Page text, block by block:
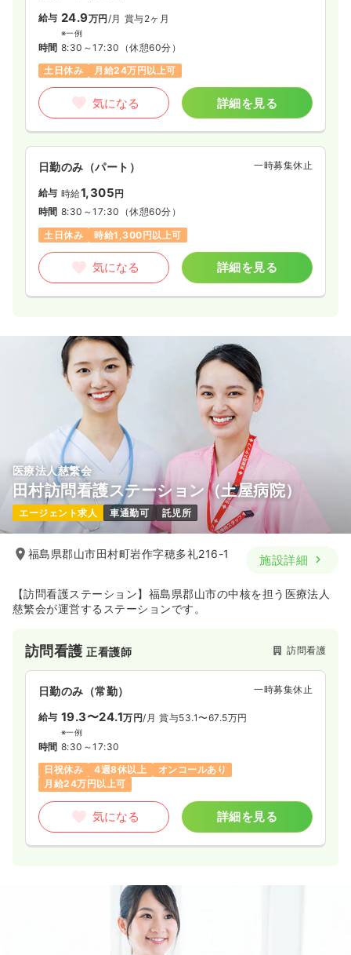
給与 24.9万円/月 賞与2ヶ月
※一例
時間 8:30～17:30 （休憩60分）
土日休み
月給24万円以上可
気になる 詳細を見る
日勤のみ（パート） 一時募集休止
給与 時給1,305円
時間 8:30～17:30 （休憩60分）
土日休み
時給1,300円以上可
気になる 詳細を見る
医療法人慈繁会
田村訪問看護ステーション（土屋病院）
エージェント求人 車通勤可 託児所
福島県郡山市田村町岩作字穂多礼216-1 施設詳細
【訪問看護ステーション】福島県郡山市の中核を担う医療法人
慈繁会が運営するステーションです。
訪問看護正看護師 訪問看護
日勤のみ（常勤） 一時募集休止
給与 19.3〜24.1万円/月 賞与53.1〜67.5万円
※一例
時間 8:30～17:30
日祝休み
4週8休以上
オンコールあり
月給24万円以上可
気になる 詳細を見る